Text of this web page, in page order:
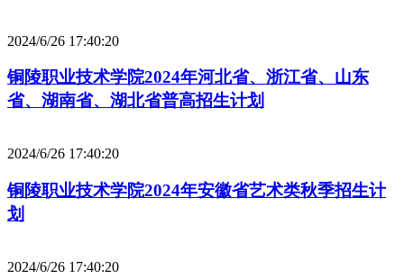
2024/6/26 17:40:20
铜陵职业技术学院2024年河北省、浙江省、山东
省、湖南省、湖北省普高招生计划
2024/6/26 17:40:20
铜陵职业技术学院2024年安徽省艺术类秋季招生计
划
2024/6/26 17:40:20